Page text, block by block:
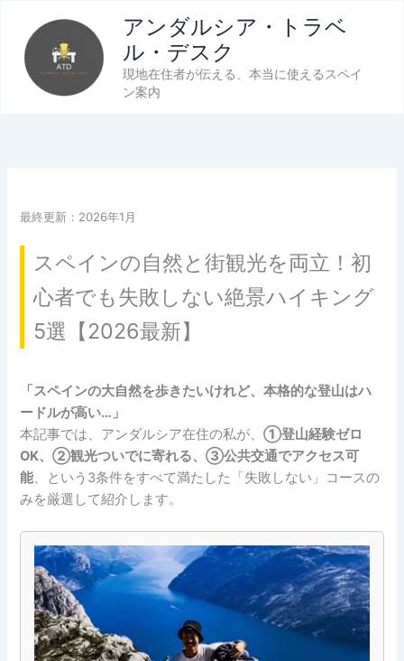
アンダルシア・トラベ
ル・デスク
現地在住者が伝える、本当に使えるスペイ
ン案内
最終更新：2026年1月
スペインの自然と街観光を両立！初
心者でも失敗しない絶景ハイキング
5選【2026最新】
「スペインの大自然を歩きたいけれど、本格的な登山はハ
ードルが高い…」
本記事では、アンダルシア在住の私が、①登山経験ゼロ
OK、②観光ついでに寄れる、③公共交通でアクセス可
能、という3条件をすべて満たした「失敗しない」コースの
みを厳選して紹介します。